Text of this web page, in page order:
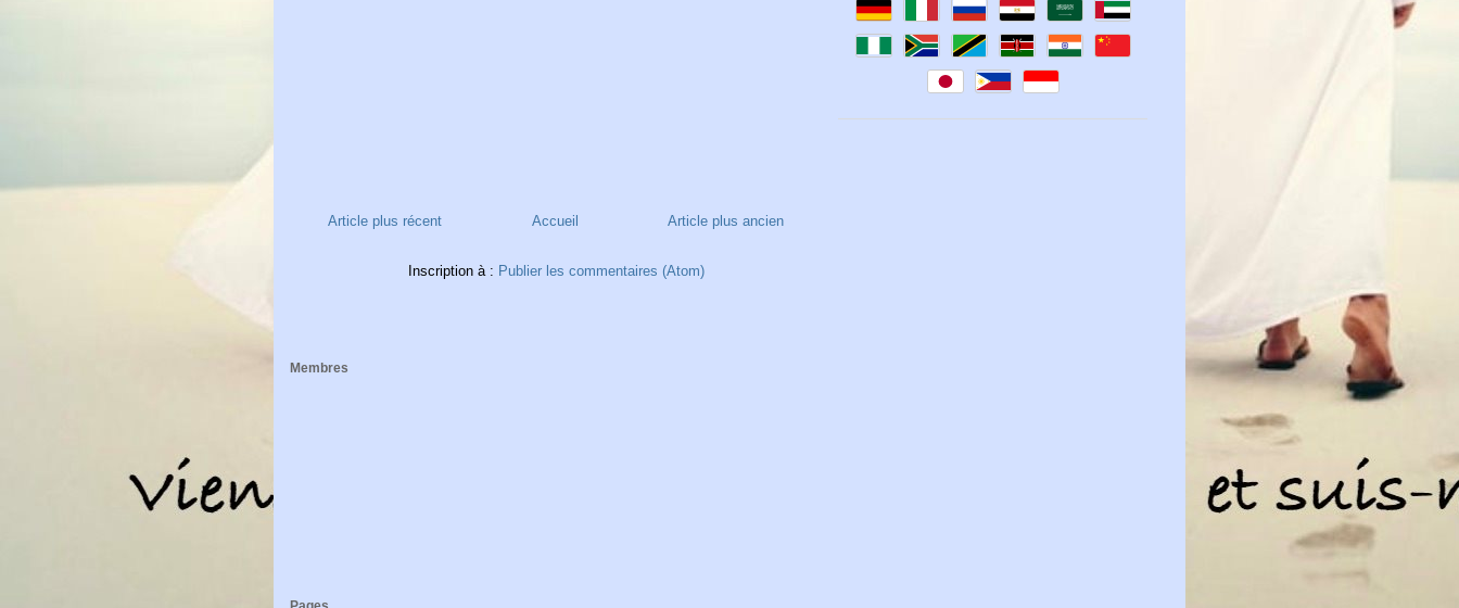
Article plus récent Article plus ancien
Accueil
Inscription à : Publier les commentaires (Atom)
Membres